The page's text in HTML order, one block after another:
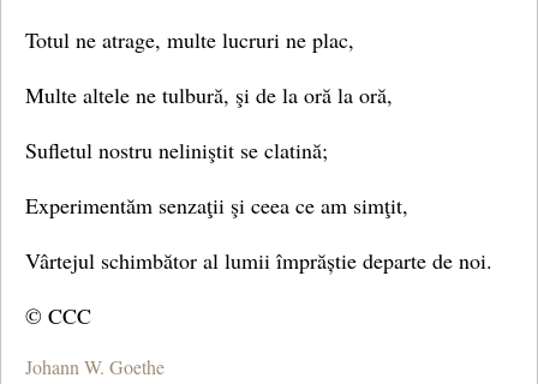
Totul ne atrage, multe lucruri ne plac,
Multe altele ne tulbură, şi de la oră la oră,
Sufletul nostru neliniştit se clatină;
Experimentăm senzaţii şi ceea ce am simţit,
Vârtejul schimbător al lumii împrăștie departe de noi.
© CCC
Johann W. Goethe